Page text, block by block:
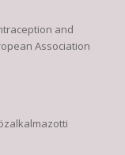
and
Association